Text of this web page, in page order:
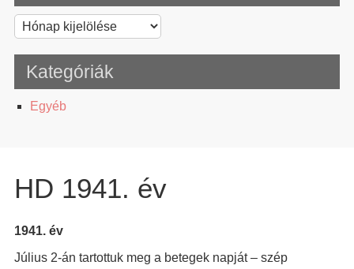
Archívum
Kategóriák
Egyéb
HD 1941. év
1941. év
Július 2-án tartottuk meg a betegek napját – szép